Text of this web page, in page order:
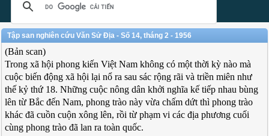
Tập san nghiên cứu Văn Sử Địa - Số 14, tháng 2 - 1956
(Bản scan)
Trong xã hội phong kiến Việt Nam không có một thời kỳ nào mà
cuộc biến động xã hội lại nổ ra sau sác rộng rãi và triền miên như
thế kỷ thứ 18. Những cuộc nông dân khởi nghĩa kế tiếp nhau bùng
lên từ Bắc đến Nam, phong trào này vừa chấm dứt thì phong trào
khác đã cuồn cuộn xông lên, rồi từ phạm vi các địa phương cuối
cùng phong trào đã lan ra toàn quốc.